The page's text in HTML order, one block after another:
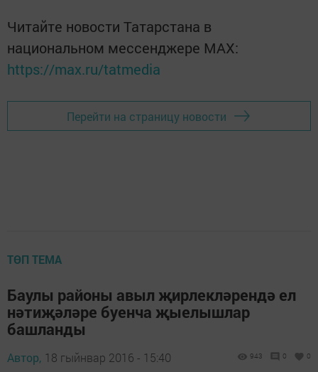
Читайте новости Татарстана в
национальном мессенджере MАХ:
https://max.ru/tatmedia
Перейти на страницу новости
ТӨП ТЕМА
Баулы районы авыл җирлекләрендә ел
нәтиҗәләре буенча җыелышлар
башланды
Автор, 18 гыйнвар 2016 - 15:40 943 0 0